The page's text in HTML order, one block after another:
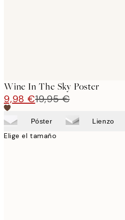
Wine In The Sky Poster
9,98 €19,95 €
Póster Lienzo
Elige el tamaño